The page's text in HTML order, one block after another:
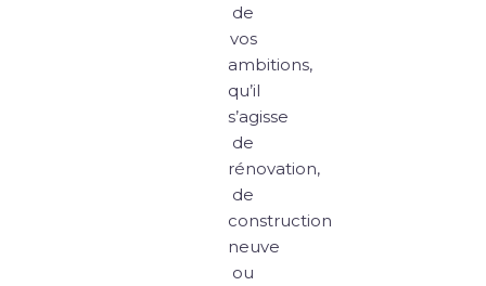
de
vos
ambitions,
qu’il
s’agisse
de
rénovation,
de
construction
neuve
ou